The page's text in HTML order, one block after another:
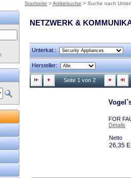
Startseite >Artikelsuche > Suche nach
NETZWERK &
Unterkat.:
Hersteller:
Seite 1 von 2
FOR
Details
Netto
26,35